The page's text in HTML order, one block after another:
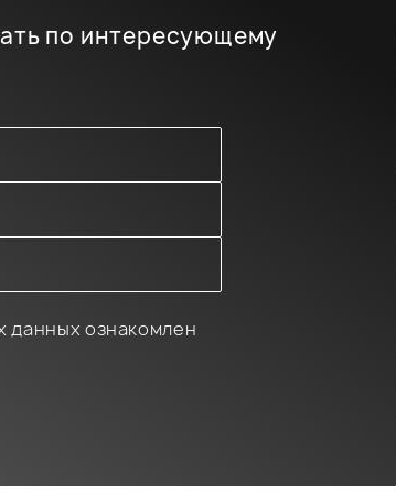
по интересующему
данных ознакомлен